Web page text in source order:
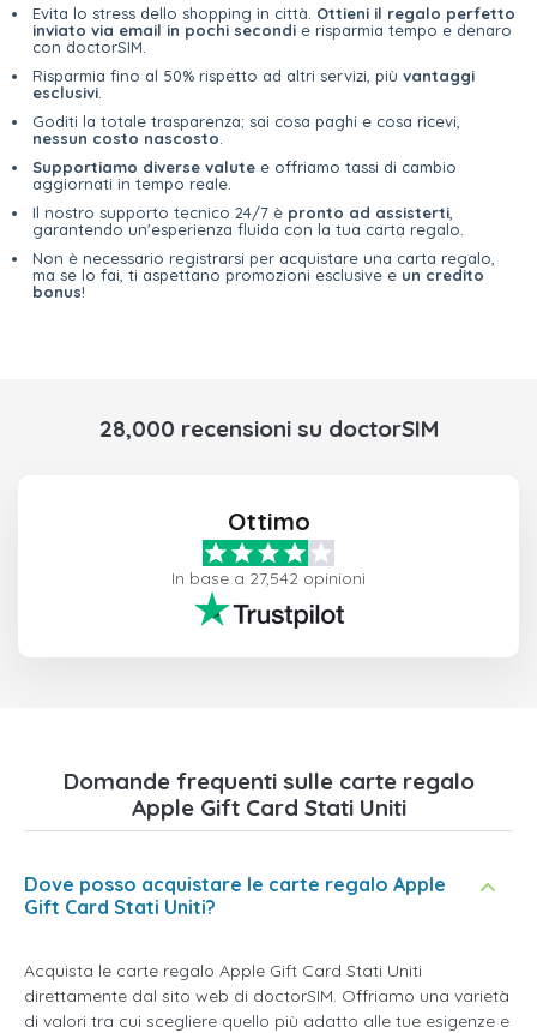
Evita lo stress dello shopping in città. Ottieni il regalo perfetto
inviato via email in pochi secondi e risparmia tempo e denaro
con doctorSIM.
Risparmia fino al 50% rispetto ad altri servizi, più vantaggi
esclusivi
Goditi la totale trasparenza; sai cosa paghi e cosa ricevi,
nessun costo nascosto
Supportiamo diverse valute e offriamo tassi di cambio
aggiornati in tempo reale.
Il nostro supporto tecnico 24/7 è pronto ad assisterti
garantendo un'esperienza fluida con la tua carta regalo.
Non è necessario registrarsi per acquistare una carta regalo,
ma se lo fai, ti aspettano promozioni esclusive e un credito
bonus!
28,000 recensioni su doctorSIM
Ottimo
In base a 27,542 opinioni
Domande frequenti sulle carte regalo
Apple Gift Card Stati Uniti
Dove posso acquistare le carte regalo Apple
Gift Card Stati Uniti?
Acquista le carte regalo Apple Gift Card Stati Uniti
direttamente dal sito web di doctorSIM. Offriamo una varietà
di valori tra cui scegliere quello più adatto alle tue esigenze e